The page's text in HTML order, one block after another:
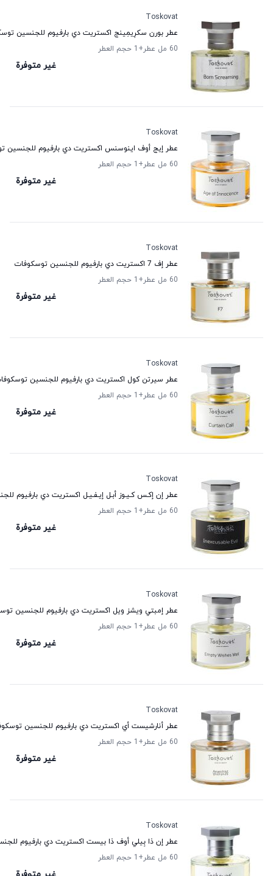
Toskovat
عطر بورن سكرِيمِينج اكستريت دي بارفيوم للجنسين
60 مل عطر
+1 حجم العطر
غير متوفرة
Toskovat
عطر إيج أوف اينوسنس اكستريت دي بارفيوم للجنسين
60 مل عطر
+1 حجم العطر
غير متوفرة
Toskovat
عطر إف 7 اكستريت دي بارفيوم للجنسين توسكوفات
60 مل عطر
+1 حجم العطر
غير متوفرة
Toskovat
عطر سيرتن كول اكستريت دي بارفيوم للجنسين
60 مل عطر
+1 حجم العطر
غير متوفرة
Toskovat
عطر إن إكـس كـيـوز أبـل إيـفـيـل اكستريت دي بارفيوم
60 مل عطر
+1 حجم العطر
غير متوفرة
Toskovat
عطر إمبتي ويشز ويل اكستريت دي بارفيوم للجنسين
60 مل عطر
+1 حجم العطر
غير متوفرة
Toskovat
عطر أنارشيست أي اكستريت دي بارفيوم للجنسين
60 مل عطر
+1 حجم العطر
غير متوفرة
Toskovat
عطر إن ذا بِيلي أوف ذا بيست اكستريت دي بارفيوم
60 مل عطر
+1 حجم العطر